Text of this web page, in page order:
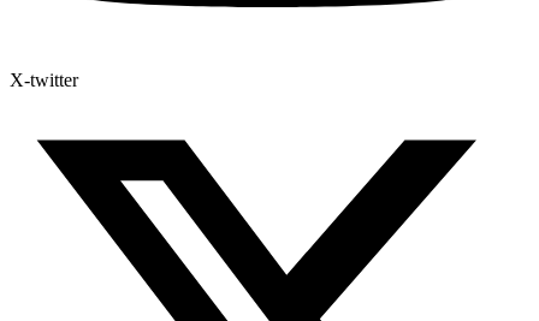
X-twitter